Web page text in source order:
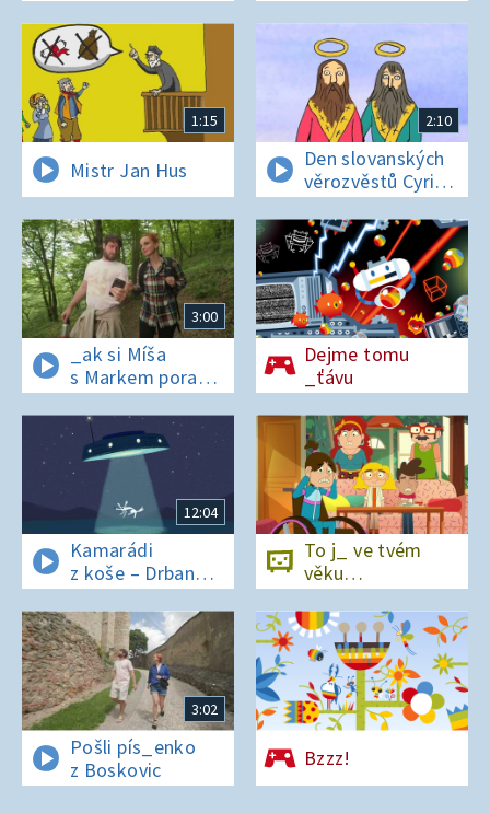
1:15
Mistr Jan Hus
2:10
Den slovanských
věrozvěstů Cyrila
a Metoděje
3:00
_ak si Míša
s Markem poradí
v lese bez
si_nálu?
Dejme tomu
_ťávu
12:04
Kamarádi
z koše – Drban
a UFO
To j_ ve tvém
věku…
3:02
Pošli pís_enko
z Boskovic
Bzzz!